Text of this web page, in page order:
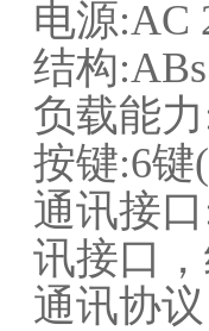
电源:AC
结构
负载能
按键:6键
通讯接
讯接口
通讯协